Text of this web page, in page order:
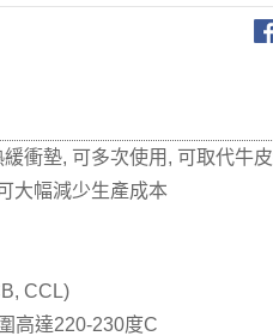
衝墊, 可多次使用, 可取代牛
大幅減少生產成本
CCL)
高達220-230度C